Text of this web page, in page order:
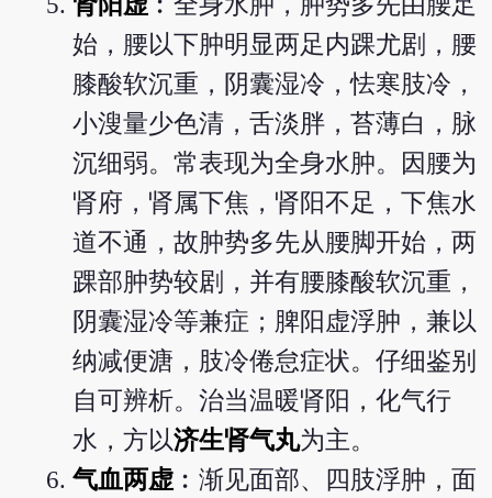
始，腰以下肿明显两足内踝尤剧，腰
膝酸软沉重，阴囊湿冷，怯寒肢冷，
小溲量少色清，舌淡胖，苔薄白，脉
沉细弱。常表现为全身水肿。因腰为
肾府，肾属下焦，肾阳不足，下焦水
道不通，故肿势多先从腰脚开始，两
踝部肿势较剧，并有腰膝酸软沉重，
阴囊湿冷等兼症；脾阳虚浮肿，兼以
纳减便溏，肢冷倦怠症状。仔细鉴别
自可辨析。治当温暖肾阳，化气行
水，方以济生肾气丸为主。
气血两虚 ︰渐见面部、四肢浮肿，面